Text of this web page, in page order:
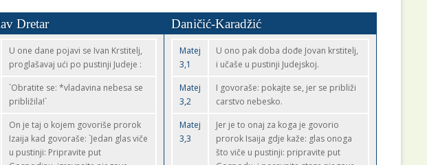
Dretar Daničić-Karadžić
U one dane pojavi se Ivan Krstitelj,
proglašavaj ući po pustinji Judeje :
`Obratite se: *vladavina nebesa se
približila!`
On je taj o kojem govoriše prorok
Izaija kad govoraše: `Jedan glas viče
u pustinji: Pripravite put
Matej
3,1
U ono pak doba dođe Jovan krstitelj,
i učaše u pustinji Judejskoj.
Matej
3,2
I govoraše: pokajte se, jer se približi
carstvo nebesko.
Matej
3,3
Jer je to onaj za koga je govorio
prorok Isaija gdje kaže: glas onoga
što viče u pustinji: pripravite put